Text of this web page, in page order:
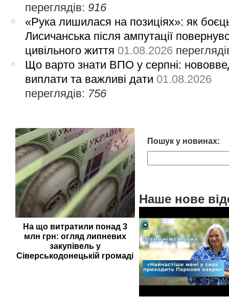
переглядів: 916
«Рука лишилася на позиціях»: як
Лисичанська після ампутації
цивільного життя 01.08.2026
Що варто знати ВПО у серпні:
виплати та важливі дати 01.08.2026
переглядів: 756
На що витратили понад 3
млн грн: огляд липневих
закупівель у
Сіверськодонецькій громаді
Пошук у новинах:
Наше нове